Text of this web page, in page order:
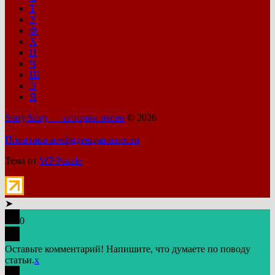
Т
У
Ф
Х
Ц
Ч
Ш
Э
Я
Song Story — истории песен © 2026
Политика конфиденциальности
Тема от WP Puzzle
➤
0
Оставьте комментарий! Напишите, что думаете по поводу
статьи.x